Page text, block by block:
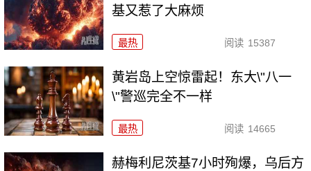
基又惹了大麻烦
最热 阅读 15387
黄岩岛上空惊雷起！东大\"八一
\"警巡完全不一样
最热 阅读 14665
赫梅利尼茨基7小时殉爆，乌后方